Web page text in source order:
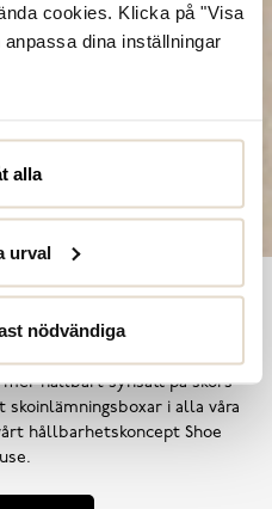
cookies. Klicka på "Visa
dina inställningar
alla
urval
nödvändiga
hållbart synsätt på skors
skoinlämningsboxar i alla våra
hållbarhetskoncept Shoe